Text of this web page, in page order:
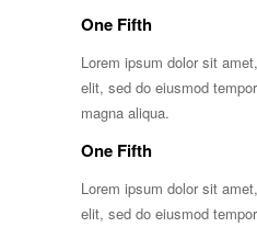
One Fifth
Lorem ipsum dolor sit
elit, sed do eiusmod
magna aliqua.
One Fifth
Lorem ipsum dolor sit
elit, sed do eiusmod